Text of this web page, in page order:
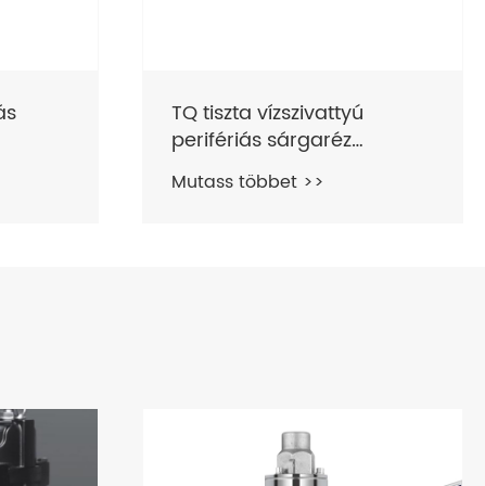
Perifériás örvényszivattyú
tiszta vízhez
Mutass többet >>